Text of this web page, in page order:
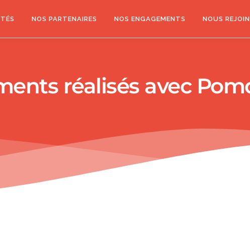
NOS PARTENAIRES NOS ENGAGEMENTS NOUS
réalisés avec